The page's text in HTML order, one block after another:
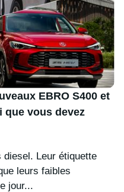
EBRO S400 et
que vous devez
Leur étiquette
leurs faibles
jour...